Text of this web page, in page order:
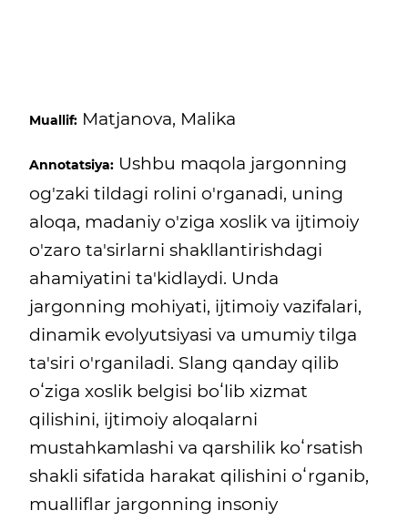
Muallif: Matjanova, Malika
Annotatsiya: Ushbu maqola jargonning
og'zaki tildagi rolini o'rganadi, uning
aloqa, madaniy o'ziga xoslik va ijtimoiy
o'zaro ta'sirlarni shakllantirishdagi
ahamiyatini ta'kidlaydi. Unda
jargonning mohiyati, ijtimoiy vazifalari,
dinamik evolyutsiyasi va umumiy tilga
ta'siri o'rganiladi. Slang qanday qilib
oʻziga xoslik belgisi boʻlib xizmat
qilishini, ijtimoiy aloqalarni
mustahkamlashi va qarshilik koʻrsatish
shakli sifatida harakat qilishini oʻrganib,
mualliflar jargonning insoniy